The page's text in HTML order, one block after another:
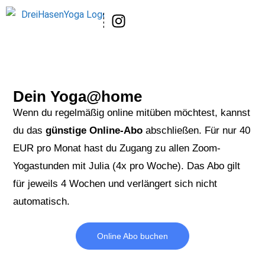
Dein Yoga@home
Wenn du regelmäßig online mitüben möchtest, kannst
du dasgünstige Online-Abo abschließen. Für nur 40
EUR pro Monat hast du Zugang zu allen Zoom-
Yogastunden mit Julia (4x pro Woche). Das Abo gilt
für jeweils 4 Wochen und verlängert sich nicht
automatisch.
Online Abo buchen